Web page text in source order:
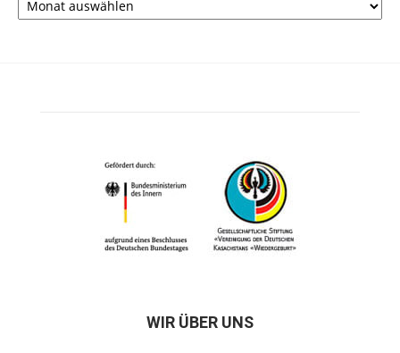
WIR ÜBER UNS